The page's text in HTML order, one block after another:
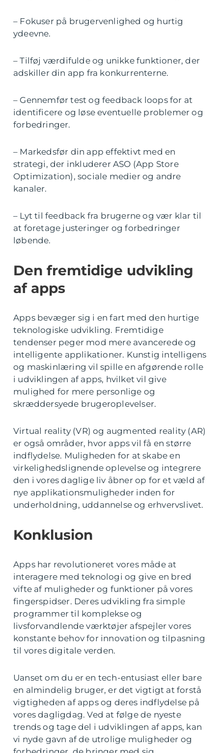
– Fokuser på brugervenlighed og hurtig
ydeevne.
– Tilføj værdifulde og unikke funktioner, der
adskiller din app fra konkurrenterne.
– Gennemfør test og feedback loops for at
identificere og løse eventuelle problemer og
forbedringer.
– Markedsfør din app effektivt med en
strategi, der inkluderer ASO (App Store
Optimization), sociale medier og andre
kanaler.
– Lyt til feedback fra brugerne og vær klar til
at foretage justeringer og forbedringer
løbende.
Den fremtidige udvikling
af apps
Apps bevæger sig i en fart med den hurtige
teknologiske udvikling. Fremtidige
tendenser peger mod mere avancerede og
intelligente applikationer. Kunstig intelligens
og maskinlæring vil spille en afgørende rolle
i udviklingen af apps, hvilket vil give
mulighed for mere personlige og
skræddersyede brugeroplevelser.
Virtual reality (VR) og augmented reality (AR)
er også områder, hvor apps vil få en større
indflydelse. Muligheden for at skabe en
virkelighedslignende oplevelse og integrere
den i vores daglige liv åbner op for et væld af
nye applikationsmuligheder inden for
underholdning, uddannelse og erhvervslivet.
Konklusion
Apps har revolutioneret vores måde at
interagere med teknologi og give en bred
vifte af muligheder og funktioner på vores
fingerspidser. Deres udvikling fra simple
programmer til komplekse og
livsforvandlende værktøjer afspejler vores
konstante behov for innovation og tilpasning
til vores digitale verden.
Uanset om du er en tech-entusiast eller bare
en almindelig bruger, er det vigtigt at forstå
vigtigheden af apps og deres indflydelse på
vores dagligdag. Ved at følge de nyeste
trends og tage del i udviklingen af apps, kan
vi nyde gavn af de utrolige muligheder og